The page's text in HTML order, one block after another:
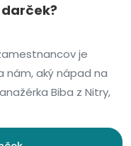
je
nám, aký nápad na
Biba z Nitry,